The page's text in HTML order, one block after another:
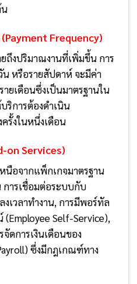
น
Frequency)
ถึงปริมาณงานที่เพิ่มขึ้น การ
น หรือรายสัปดาห์ จะมีค่า
ยเดือนซึ่งเป็นมาตรฐานใน
ริการต้องดำเนิน
รั้งในหนึ่งเดือน
on Services)
นือจากแพ็กเกจมาตรฐาน
การเชื่อมต่อระบบกับ
วลาทำงาน, การมีพอร์ทัล
Self-Service),
จัดการเงินเดือนของ
ซึ่งมีกฎเกณฑ์ทาง